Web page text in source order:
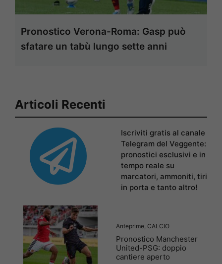
Pronostico Verona-Roma: Gasp può
sfatare un tabù lungo sette anni
Articoli Recenti
Iscriviti gratis al canale
Telegram del Veggente:
pronostici esclusivi e in
tempo reale su
marcatori, ammoniti, tiri
in porta e tanto altro!
Anteprime CALCIO
Pronostico Manchester
United-PSG: doppio
cantiere aperto